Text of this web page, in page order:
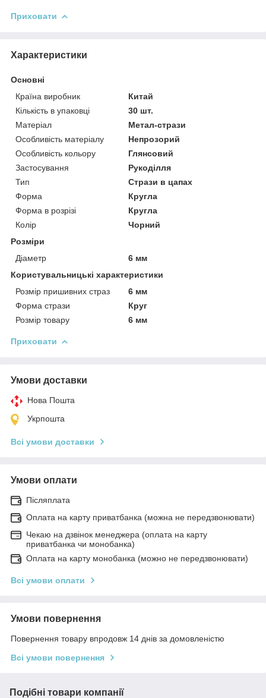
Приховати
Характеристики
Основні
Країна виробник
Китай
Кількість в упаковці
30 шт.
Матеріал
Метал-стрази
Особливість матеріалу
Непрозорий
Особливість кольору
Глянсовий
Застосування
Рукоділля
Тип
Стрази в цапах
Форма
Кругла
Форма в розрізі
Кругла
Колір
Чорний
Розміри
Діаметр
6 мм
Користувальницькі характеристики
Розмір пришивних страз
6 мм
Форма стрази
Круг
Розмір товару
6 мм
Приховати
Умови доставки
Нова Пошта
Укрпошта
Всі умови доставки
Умови оплати
Післяплата
Оплата на карту приватбанка (можна не передзвонювати)
Чекаю на дзвінок менеджера (оплата на карту
приватбанка чи монобанка)
Оплата на карту монобанка (можно не передзвонювати)
Всі умови оплати
Умови повернення
Повернення товару впродовж 14 днів за домовленістю
Всі умови повернення
Подібні товари компанії